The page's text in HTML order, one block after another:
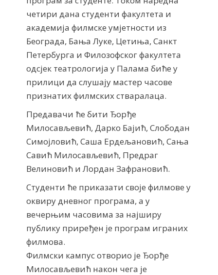
четири дана студенти факултета и
академија филмске умјетности из
Београда, Бања Луке, Цетиња, Санкт
Петербурга и Филозофског факултета
одсјек театрологија у Палама биће у
прилици да слушају мастер часове
признатих филмских стваралаца.
Предавачи ће бити Ђорђе
Милосављевић, Дарко Бајић, Слободан
Симојловић, Саша Ердељановић, Сања
Савић Милосављевић, Предраг
Велиновић и Лордан Зафрановић.
Студенти ће приказати своје филмове у
оквиру дневног програма, а у
вечерњим часовима за најширу
публику приређен је програм играних
филмова.
Филмски кампус отворио је Ђорђе
Милосављевић након чега је